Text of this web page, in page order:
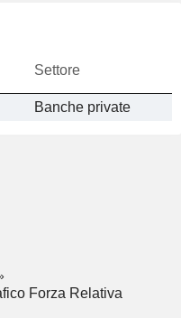
Settore
Banche private
Forza Relativa